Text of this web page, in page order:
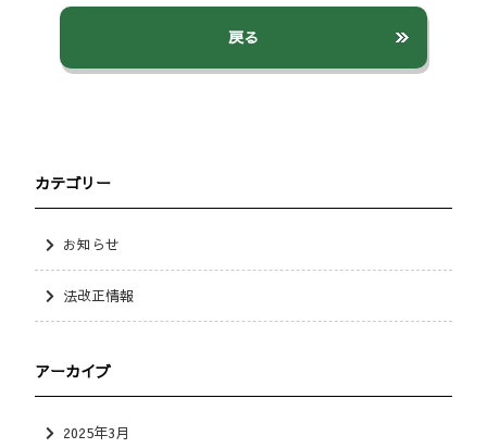
戻る
カテゴリー
お知らせ
法改正情報
アーカイブ
2025年3月